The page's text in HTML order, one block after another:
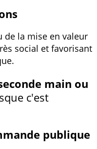
de la mise en valeur
social et favorisant
main ou
c'est
publique